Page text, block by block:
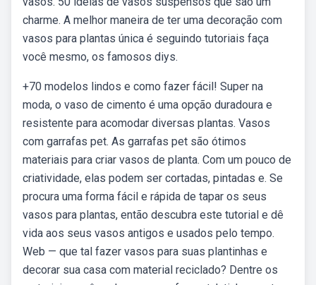
charme. A melhor maneira de ter uma decoração com
vasos para plantas única é seguindo tutoriais faça
você mesmo, os famosos diys.
+70 modelos lindos e como fazer fácil! Super na
moda, o vaso de cimento é uma opção duradoura e
resistente para acomodar diversas plantas. Vasos
com garrafas pet. As garrafas pet são ótimos
materiais para criar vasos de planta. Com um pouco de
criatividade, elas podem ser cortadas, pintadas e. Se
procura uma forma fácil e rápida de tapar os seus
vasos para plantas, então descubra este tutorial e dê
vida aos seus vasos antigos e usados pelo tempo.
Web — que tal fazer vasos para suas plantinhas e
decorar sua casa com material reciclado? Dentre os